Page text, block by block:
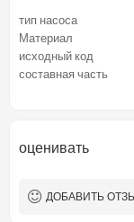
тип насоса
Материал
исходный код
составная часть
оценивать
ДОБАВИТЬ